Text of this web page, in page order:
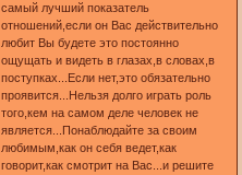
самый лучший показатель
отношений,если он Вас действительно
любит Вы будете это постоянно
ощущать и видеть в глазах,в словах,в
поступках...Если нет,это обязательно
проявится...Нельзя долго играть роль
того,кем на самом деле человек не
является...Понаблюдайте за своим
любимым,как он себя ведет,как
говорит,как смотрит на Вас...и решите